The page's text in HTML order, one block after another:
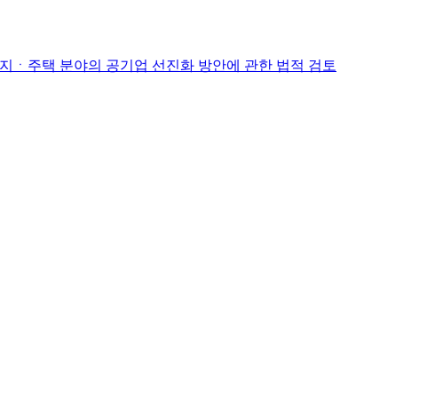
ㆍ주택 분야의 공기업 선진화 방안에 관한 법적 검토